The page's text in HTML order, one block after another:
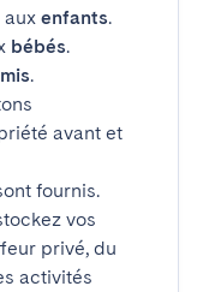
enfants.
bébés.
.
avant et
fournis.
vos
privé, du
activités